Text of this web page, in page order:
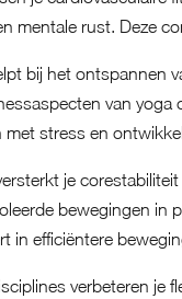
mentale rust. Deze
bij het ontspannen
van
met stress en
je
bewegingen in
in efficiëntere
verbeteren je